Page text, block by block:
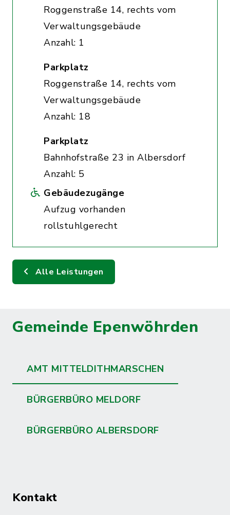
Roggenstraße 14, rechts vom
Verwaltungsgebäude
Anzahl: 1
Parkplatz
Roggenstraße 14, rechts vom
Verwaltungsgebäude
Anzahl: 18
Parkplatz
Bahnhofstraße 23 in Albersdorf
Anzahl: 5
Gebäudezugänge
Aufzug vorhanden
rollstuhlgerecht
Alle Leistungen
Gemeinde Epenwöhrden
AMT MITTELDITHMARSCHEN
BÜRGERBÜRO MELDORF
BÜRGERBÜRO ALBERSDORF
Kontakt